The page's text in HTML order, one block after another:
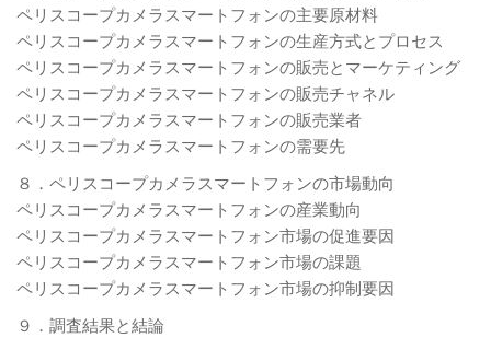
ペリスコープカメラスマートフォンの主要原材料
ペリスコープカメラスマートフォンの生産方式とプロセス
ペリスコープカメラスマートフォンの販売とマーケティング
ペリスコープカメラスマートフォンの販売チャネル
ペリスコープカメラスマートフォンの販売業者
ペリスコープカメラスマートフォンの需要先
８．ペリスコープカメラスマートフォンの市場動向
ペリスコープカメラスマートフォンの産業動向
ペリスコープカメラスマートフォン市場の促進要因
ペリスコープカメラスマートフォン市場の課題
ペリスコープカメラスマートフォン市場の抑制要因
９．調査結果と結論